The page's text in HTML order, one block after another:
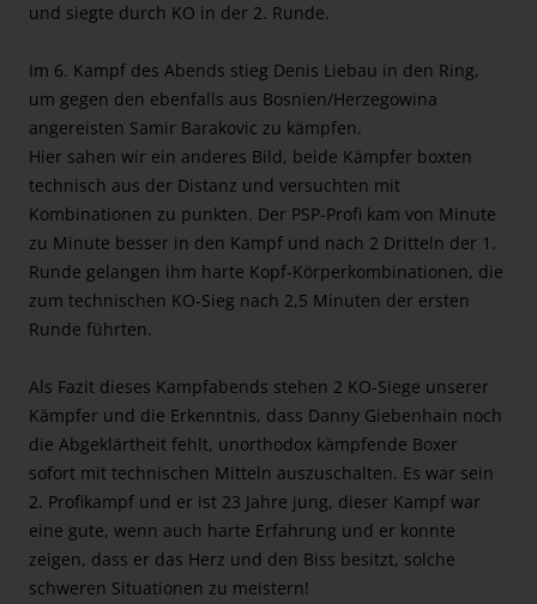
und siegte durch KO in der 2. Runde.
Im 6. Kampf des Abends stieg Denis Liebau in den Ring,
um gegen den ebenfalls aus Bosnien/Herzegowina
angereisten Samir Barakovic zu kämpfen.
Hier sahen wir ein anderes Bild, beide Kämpfer boxten
technisch aus der Distanz und versuchten mit
Kombinationen zu punkten. Der PSP-Profi kam von Minute
zu Minute besser in den Kampf und nach 2 Dritteln der 1.
Runde gelangen ihm harte Kopf-Körperkombinationen, die
zum technischen KO-Sieg nach 2,5 Minuten der ersten
Runde führten.
Als Fazit dieses Kampfabends stehen 2 KO-Siege unserer
Kämpfer und die Erkenntnis, dass Danny Giebenhain noch
die Abgeklärtheit fehlt, unorthodox kämpfende Boxer
sofort mit technischen Mitteln auszuschalten. Es war sein
2. Profikampf und er ist 23 Jahre jung, dieser Kampf war
eine gute, wenn auch harte Erfahrung und er konnte
zeigen, dass er das Herz und den Biss besitzt, solche
schweren Situationen zu meistern!